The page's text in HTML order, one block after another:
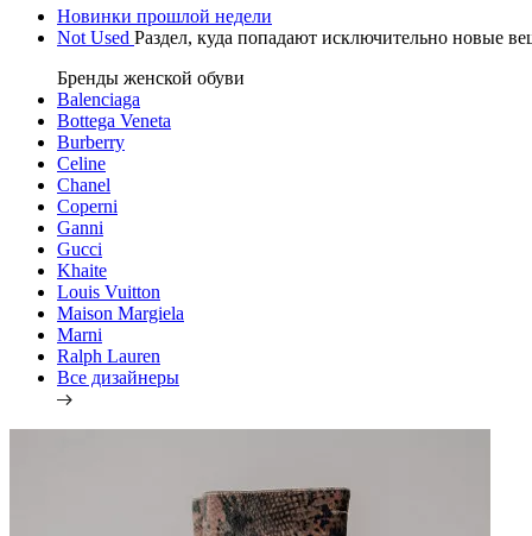
Новинки прошлой недели
Not Used Раздел, куда попадают исключительно новые
Бренды женской обуви
Balenciaga
Bottega Veneta
Burberry
Celine
Chanel
Coperni
Ganni
Gucci
Khaite
Louis Vuitton
Maison Margiela
Marni
Ralph Lauren
Все дизайнеры